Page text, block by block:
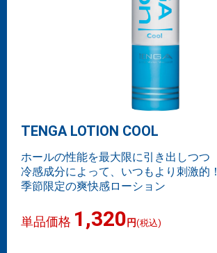
TENGA LOTION COOL
ホールの性能を最大限に引き出しつつ
冷感成分によって、いつもより刺激的！
季節限定の爽快感ローション
単品価格 1,320 円(税込)